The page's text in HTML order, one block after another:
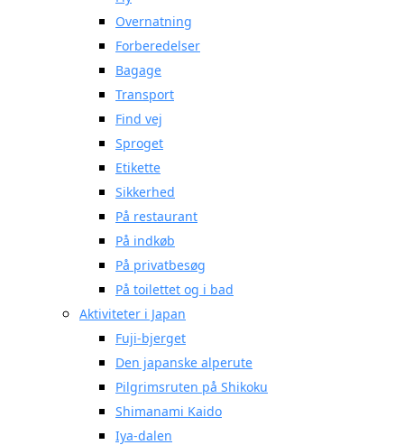
Overnatning
Forberedelser
Bagage
Transport
Find vej
Sproget
Etikette
Sikkerhed
På restaurant
På indkøb
På privatbesøg
På toilettet og i bad
Aktiviteter i Japan
Fuji-bjerget
Den japanske alperute
Pilgrimsruten på Shikoku
Shimanami Kaido
Iya-dalen